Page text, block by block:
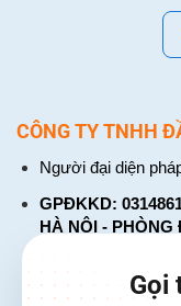
CÔNG TY TNHH
Người đại diện
GPĐKKD:
HÀ NỘI -
CHÍNH DOANH
tháng 01 năm
tháng 03 năm 2026
Gọi